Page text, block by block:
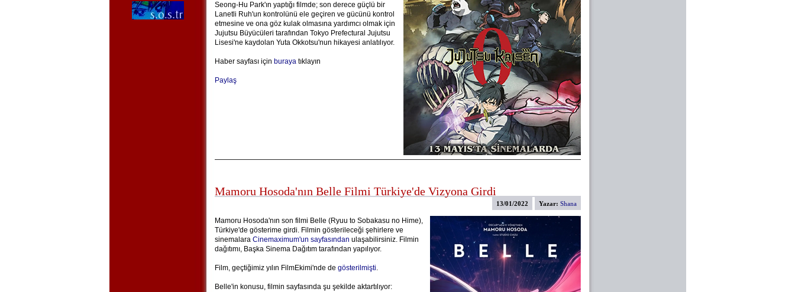
Seong-Hu Park'ın yaptığı filmde; son derece güçlü bir
Lanetli Ruh'un kontrolünü ele geçiren ve gücünü kontrol
etmesine ve ona göz kulak olmasına yardımcı olmak için
Jujutsu Büyücüleri tarafından Tokyo Prefectural Jujutsu
Lisesi'ne kaydolan Yuta Okkotsu'nun hikayesi anlatılıyor.
Haber sayfası için burayatıklayın
Paylaş
Mamoru Hosoda'nın Belle Filmi Türkiye'de Vizyona Girdi
Yazar: Shana
13/01/2022
Mamoru Hosoda'nın son filmi Belle (Ryuu to Sobakasu no Hime),
Türkiye'de gösterime girdi. Filmin gösterileceği şehirlere ve
sinemalara Cinemaximum'un sayfasından ulaşabilirsiniz. Filmin
dağıtımı, Başka Sinema Dağıtım tarafından yapılıyor.
Film, geçtiğimiz yılın FilmEkimi'nde de gösterilmişti.
Belle'in konusu, filmin sayfasında şu şekilde aktartılıyor: